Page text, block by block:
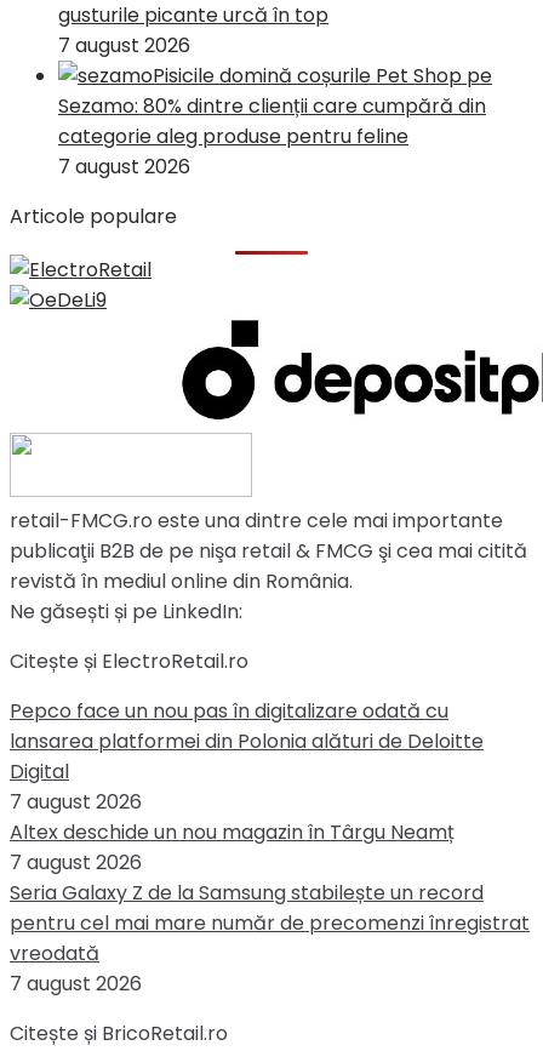
gusturile picante urcă în top
7 august 2026
Pisicile domină coșurile Pet Shop pe
Sezamo: 80% dintre clienții care cumpără din
categorie aleg produse pentru feline
7 august 2026
Articole populare
retail-FMCG.ro este una dintre cele mai importante
publicaţii B2B de pe nişa retail & FMCG şi cea mai citită
revistă în mediul online din România.
Ne găsești și pe LinkedIn:
Citește și ElectroRetail.ro
Pepco face un nou pas în digitalizare odată cu
lansarea platformei din Polonia alături de Deloitte
Digital
7 august 2026
Altex deschide un nou magazin în Târgu Neamț
7 august 2026
Seria Galaxy Z de la Samsung stabilește un record
pentru cel mai mare număr de precomenzi înregistrat
vreodată
7 august 2026
Citește și BricoRetail.ro